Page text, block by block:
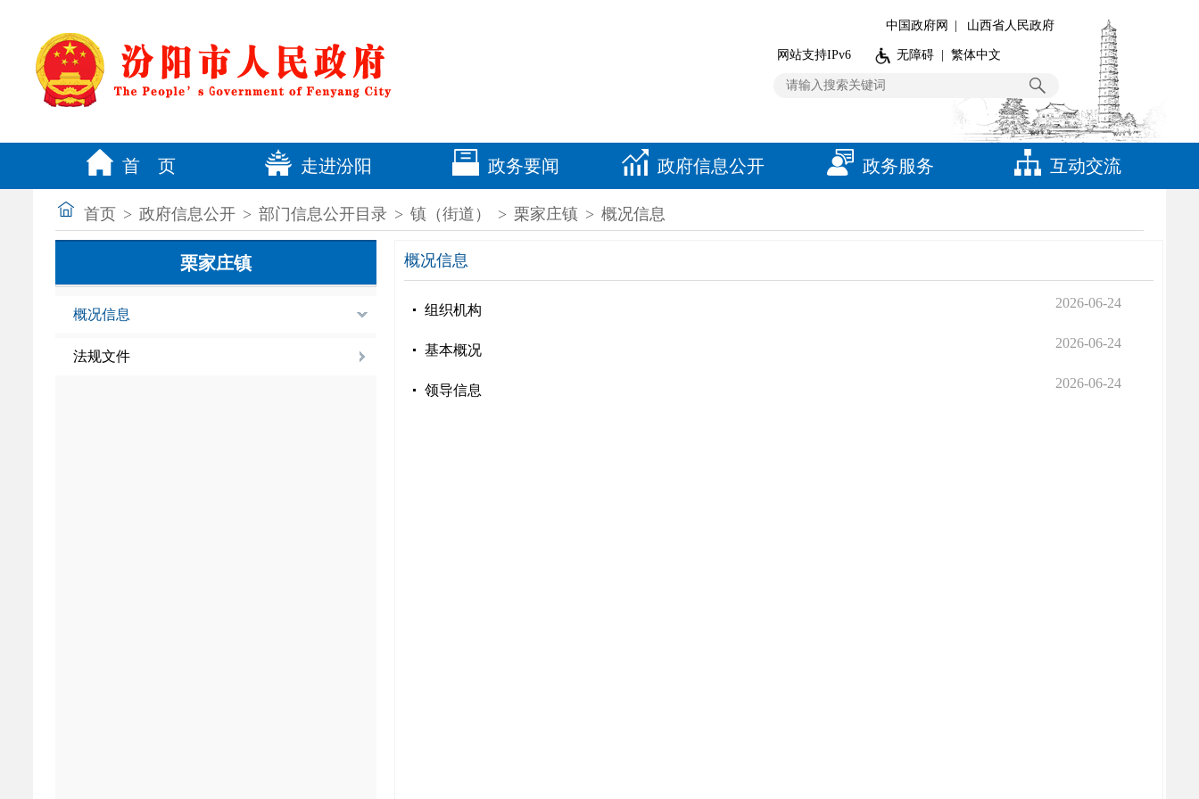
中国政府网 山西省人民政府
网站支持IPv6 无障碍 繁体中文
首 页 走进汾阳 政务要闻 政府信息公开 政务服务 互动交流
首页 > 政府信息公开 > 部门信息公开目录 > 镇（街道） > 栗家庄镇 > 概况信息
栗家庄镇
概况信息
法规文件
概况信息
组织机构 2026-06-24
基本概况 2026-06-24
领导信息 2026-06-24